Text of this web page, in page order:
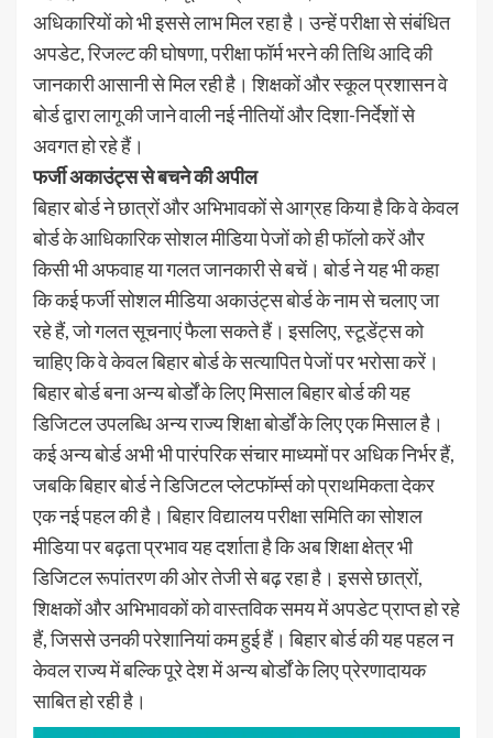
अधिकारियों को भी इससे लाभ मिल रहा है। उन्हें परीक्षा से संबंधित
अपडेट, रिजल्ट की घोषणा, परीक्षा फॉर्म भरने की तिथि आदि की
जानकारी आसानी से मिल रही है। शिक्षकों और स्कूल प्रशासन वे
बोर्ड द्वारा लागू की जाने वाली नई नीतियों और दिशा-निर्देशों से
अवगत हो रहे हैं।
फर्जी अकाउंट्स से बचने की अपील
बिहार बोर्ड ने छात्रों और अभिभावकों से आग्रह किया है कि वे केवल
बोर्ड के आधिकारिक सोशल मीडिया पेजों को ही फॉलो करें और
किसी भी अफवाह या गलत जानकारी से बचें। बोर्ड ने यह भी कहा
कि कई फर्जी सोशल मीडिया अकाउंट्स बोर्ड के नाम से चलाए जा
रहे हैं, जो गलत सूचनाएं फैला सकते हैं। इसलिए, स्टूडेंट्स को
चाहिए कि वे केवल बिहार बोर्ड के सत्यापित पेजों पर भरोसा करें।
बिहार बोर्ड बना अन्य बोर्डों के लिए मिसाल बिहार बोर्ड की यह
डिजिटल उपलब्धि अन्य राज्य शिक्षा बोर्डों के लिए एक मिसाल है।
कई अन्य बोर्ड अभी भी पारंपरिक संचार माध्यमों पर अधिक निर्भर हैं,
जबकि बिहार बोर्ड ने डिजिटल प्लेटफॉर्म्स को प्राथमिकता देकर
एक नई पहल की है। बिहार विद्यालय परीक्षा समिति का सोशल
मीडिया पर बढ़ता प्रभाव यह दर्शाता है कि अब शिक्षा क्षेत्र भी
डिजिटल रूपांतरण की ओर तेजी से बढ़ रहा है। इससे छात्रों,
शिक्षकों और अभिभावकों को वास्तविक समय में अपडेट प्राप्त हो रहे
हैं, जिससे उनकी परेशानियां कम हुई हैं। बिहार बोर्ड की यह पहल न
केवल राज्य में बल्कि पूरे देश में अन्य बोर्डों के लिए प्रेरणादायक
साबित हो रही है।